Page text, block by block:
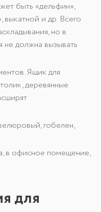
быть «дельфин»,
выкатной и др. Всего
но в
должна вызывать
Ящик для
деревянные
гобелен,
в офисное помещение,
для